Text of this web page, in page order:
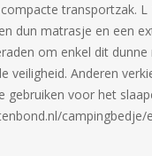
transportzak.
dun matrasje en een
om enkel dit
veiligheid. Anderen
gebruiken voor het